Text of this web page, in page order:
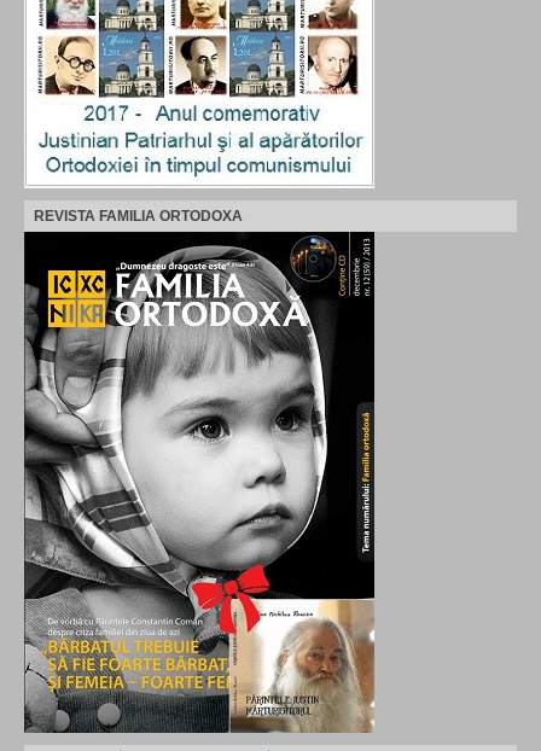
REVISTA FAMILIA ORTODOXA